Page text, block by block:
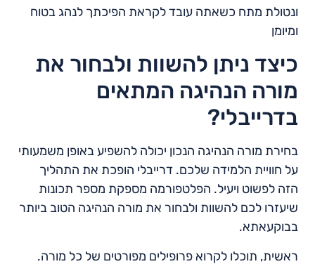
ונטולת מתח כשאתה עובד לקראת הפיכתך לנהג בטוח
ומיומן
כיצד ניתן להשוות ולבחור את
מורה הנהיגה המתאים
בדרייבלי?
בחירת מורה הנהיגה הנכון יכולה להשפיע באופן משמעותי
על חוויית הלמידה שלכם. דרייבלי הופכת את התהליך
הזה לפשוט ויעיל. הפלטפורמה מספקת מספר תכונות
שיעזרו לכם להשוות ולבחור את מורה הנהיגה הטוב ביותר
בבוקעאתא.
ראשית, תוכלו לקרוא פרופילים מפורטים של כל מורה.